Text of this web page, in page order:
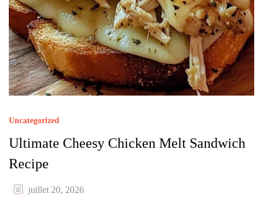
Uncategorized
Ultimate Cheesy Chicken Melt Sandwich
Recipe
juillet 20, 2026